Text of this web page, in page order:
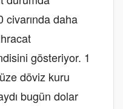
civarında daha
gösteriyor. 1
döviz kuru
bugün dolar